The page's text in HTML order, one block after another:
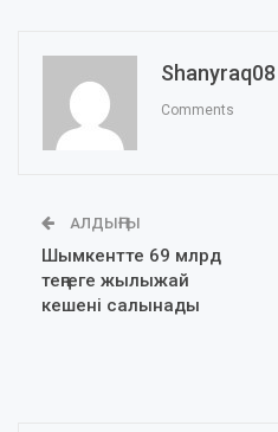
Shanyraq08
Comments
АЛДЫҢҒЫ
Шымкентте 69 млрд
теңгеге жылыжай
кешені салынады